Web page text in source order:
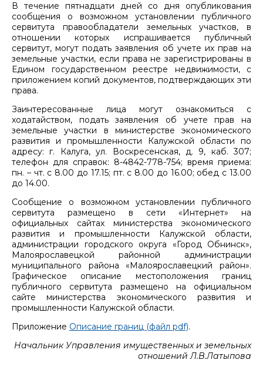
В течение пятнадцати дней со дня опубликования
сообщения о возможном установлении публичного
сервитута правообладатели земельных участков, в
отношении которых испрашивается публичный
сервитут, могут подать заявления об учете их прав на
земельные участки, если права не зарегистрированы в
Едином государственном реестре недвижимости, с
приложением копий документов, подтверждающих эти
права.
Заинтересованные лица могут ознакомиться с
ходатайством, подать заявления об учете прав на
земельные участки в министерстве экономического
развития и промышленности Калужской области по
адресу: г. Калуга, ул. Воскресенская, д. 9, каб. 307;
телефон для справок: 8-4842-778-754; время приема:
пн. – чт. с 8.00 до 17.15; пт. с 8.00 до 16.00; обед с 13.00
до 14.00.
Сообщение о возможном установлении публичного
сервитута размещено в сети «Интернет» на
официальных сайтах министерства экономического
развития и промышленности Калужской области,
администрации городского округа «Город Обнинск»,
Малоярославецкой районной администрации
муниципального района «Малоярославецкий район».
Графическое описание местоположения границ
публичного сервитута размещено на официальном
сайте министерства экономического развития и
промышленности Калужской области.
Приложение Описание границ (файл pdf).
Начальник Управления имущественных и земельных
отношений Л.В.Латыпова